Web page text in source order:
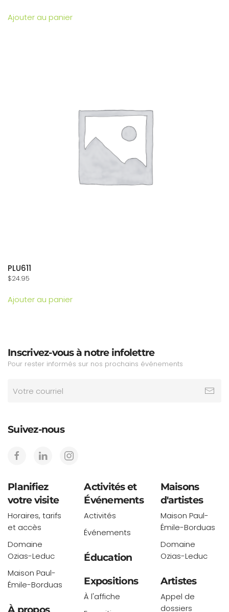
Ajouter au panier
PLU611
$24.95
Ajouter au panier
Inscrivez-vous à notre infolettre
Pour rester informés sur nos prochains événements
Suivez-nous
Planifiez
votre visite
Horaires, tarifs
et accès
Domaine
Ozias-Leduc
Maison Paul-
Émile-Borduas
Activités et
Événements
Activités
Événements
Éducation
Expositions
À l'affiche
Maisons
d'artistes
Maison Paul-
Émile-Borduas
Domaine
Ozias-Leduc
Artistes
Appel de
dossiers